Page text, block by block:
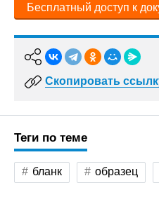
Бесплатный доступ к
Скопировать
Теги по теме
бланк образец